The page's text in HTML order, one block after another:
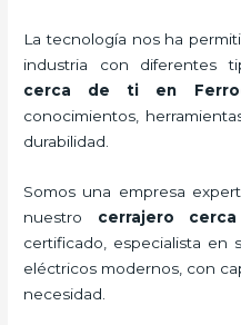
La tecnología nos ha
industria con diferentes
cerca de ti en
conocimientos,
durabilidad.
Somos una empresa
nuestro cerrajero
certificado, especialista en
eléctricos modernos, con
necesidad.